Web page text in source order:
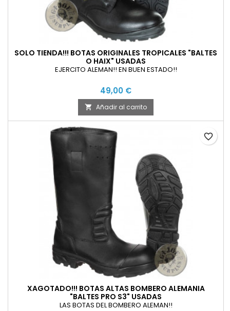
SOLO TIENDA!!! BOTAS ORIGINALES TROPICALES "BALTES
O HAIX" USADAS
EJERCITO ALEMAN!! EN BUEN ESTADO!!
49,00 €
 Añadir al carrito
XAGOTADO!!! BOTAS ALTAS BOMBERO ALEMANIA
"BALTES PRO S3" USADAS
LAS BOTAS DEL BOMBERO ALEMAN!!
favorite_border